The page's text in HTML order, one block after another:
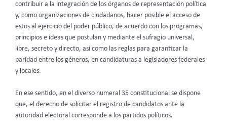
contribuir a la integración de los órganos de representación política
y, como organizaciones de ciudadanos, hacer posible el acceso de
estos al ejercicio del poder público, de acuerdo con los programas,
principios e ideas que postulan y mediante el sufragio universal,
libre, secreto y directo, así como las reglas para garantizar la
paridad entre los géneros, en candidaturas a legisladores federales
y locales.
En ese sentido, en el diverso numeral 35 constitucional se dispone
que, el derecho de solicitar el registro de candidatos ante la
autoridad electoral corresponde a los partidos políticos.